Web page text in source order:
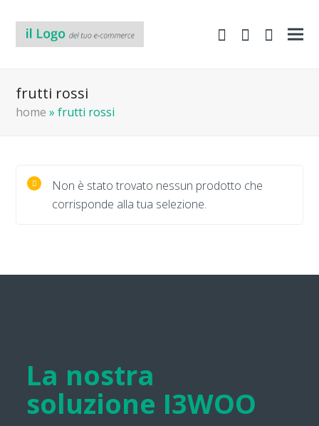
shopping-
Areasearch
frutti rossi
home »frutti rossi
Non è stato trovato nessun prodotto che
corrisponde alla tua selezione.
La nostra
soluzione I3WOO